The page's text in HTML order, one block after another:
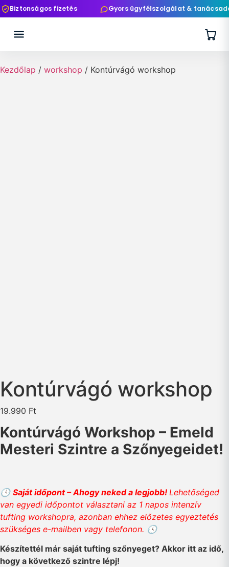
Biztonságos fizetés Gyors ügyfélszolgálat & tanácsadás
Kezdőlap / workshop / Kontúrvágó workshop
Kontúrvágó workshop
19.990 Ft
Kontúrvágó Workshop – Emeld
Mesteri Szintre a Szőnyegeidet!
🕓 Saját időpont – Ahogy neked a legjobb! Lehetőséged
van egyedi időpontot választani az 1 napos intenzív
tufting workshopra, azonban ehhez előzetes egyeztetés
szükséges e-mailben vagy telefonon. 🕓
Készítettél már saját tufting szőnyeget? Akkor itt az idő,
hogy a következő szintre lépj!